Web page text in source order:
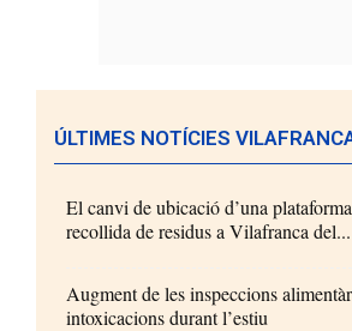
ÚLTIMES NOTÍCIES
El canvi de ubicació d’una
recollida de residus a Vilafranca del...
Augment de les inspeccions
intoxicacions durant l’estiu